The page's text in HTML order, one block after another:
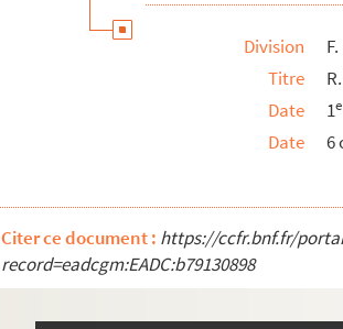
Division
Titre
Date
1
Date 6
Citer ce document : https://ccfr.bnf.fr/
record=eadcgm:EADC:b79130898